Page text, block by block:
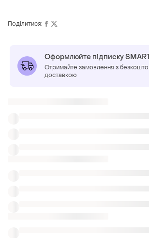
Поділитися:
Оформлюйте підписку
Отримайте замовлення з
доставкою